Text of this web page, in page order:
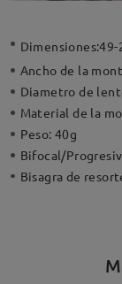
Dimensiones:49-
Ancho de la
Diametro de
Material de la
Peso:40g
Bifocal/
Bisagra de